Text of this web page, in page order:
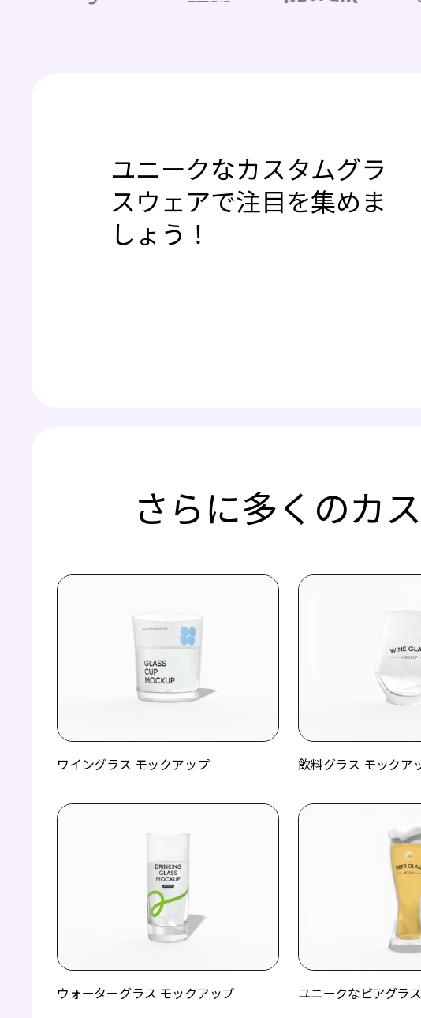
ユニークなカスタムグラ
スウェアで注目を集めま
しょう！
さらに多くのカ
ワイングラス モックアップ 飲料グラス モックア
ウォーターグラス モックアップ ユニークなビアグラ